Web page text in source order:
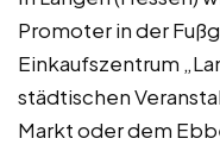
Promoter in der
Einkaufszentrum
städtischen
Markt oder dem